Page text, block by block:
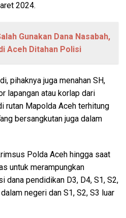
2024.
Gunakan Dana Nasabah,
Aceh Ditahan Polisi
pihaknya juga menahan SH,
lapangan atau korlap dari
rutan Mapolda Aceh terhitung
bersangkutan juga dalam
Polda Aceh hingga saat
untuk merampungkan
dana pendidikan D3, D4, S1, S2,
negeri dan S1, S2, S3 luar